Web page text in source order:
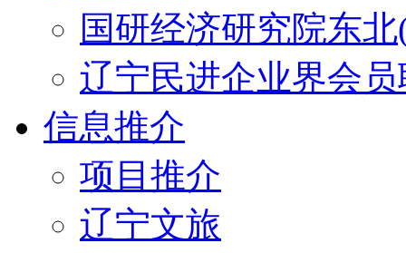
国研经济研究院东
辽宁民进企业界会
信息推介
项目推介
辽宁文旅